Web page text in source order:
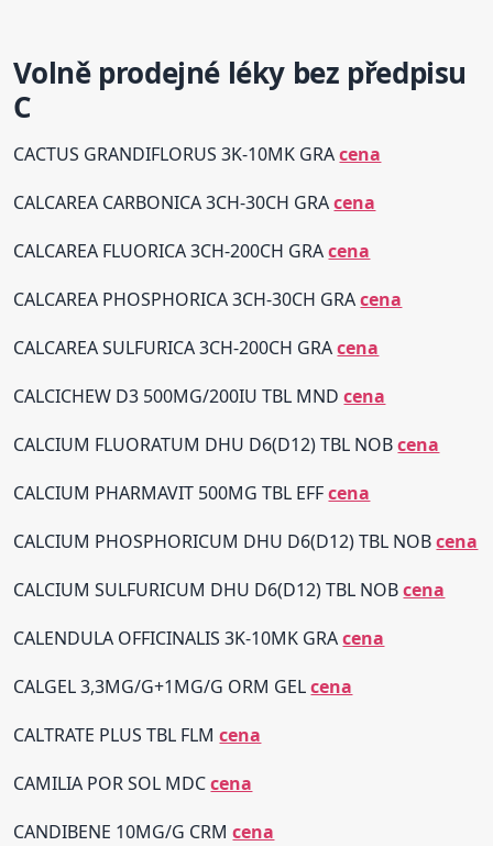
Volně prodejné léky bez předpisu
C
CACTUS GRANDIFLORUS 3K-10MK GRAcena
CALCAREA CARBONICA 3CH-30CH GRAcena
CALCAREA FLUORICA 3CH-200CH GRAcena
CALCAREA PHOSPHORICA 3CH-30CH GRAcena
CALCAREA SULFURICA 3CH-200CH GRAcena
CALCICHEW D3 500MG/200IU TBL MNDcena
CALCIUM FLUORATUM DHU D6(D12) TBL NOBcena
CALCIUM PHARMAVIT 500MG TBL EFFcena
CALCIUM PHOSPHORICUM DHU D6(D12) TBL NOBcena
CALCIUM SULFURICUM DHU D6(D12) TBL NOBcena
CALENDULA OFFICINALIS 3K-10MK GRAcena
CALGEL 3,3MG/G+1MG/G ORM GELcena
CALTRATE PLUS TBL FLMcena
CAMILIA POR SOL MDCcena
CANDIBENE 10MG/G CRMcena